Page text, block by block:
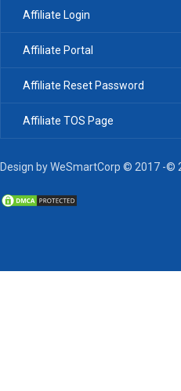
Affiliate Login
Affiliate Portal
Affiliate Reset Password
Affiliate TOS Page
Design by WeSmartCorp © 2017 -©